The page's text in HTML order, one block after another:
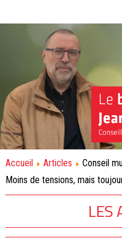
Accueil Articles
Conseil
Moins de tensions, mais
LES